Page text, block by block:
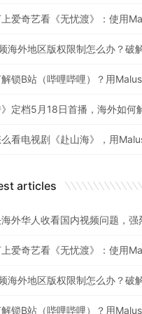
articles
外华人收看国内视频问题，强